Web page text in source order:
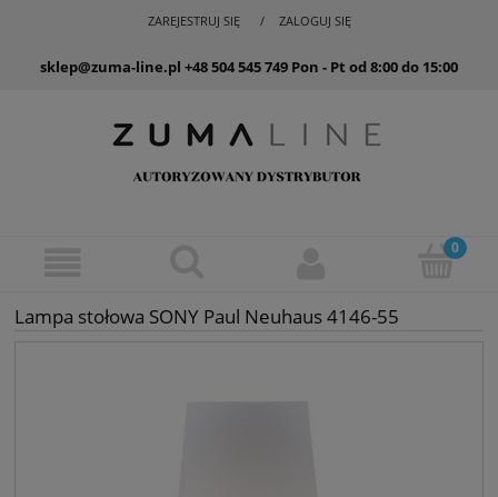
ZAREJESTRUJ SIĘ ZALOGUJ SIĘ
sklep@zuma-line.pl +48 504 545 749 Pon - Pt od 8:00 do 15:00
Lampa stołowa SONY Paul Neuhaus 4146-55